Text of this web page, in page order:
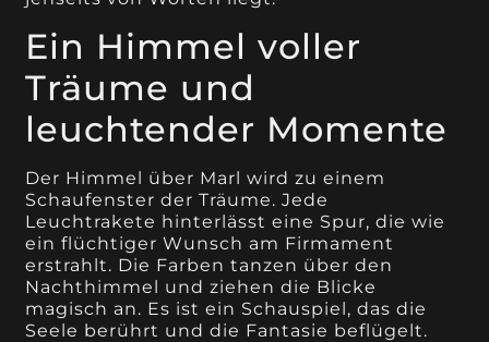
Ein Himmel voller
Träume und
leuchtender Momente
Der Himmel über Marl wird zu einem
Schaufenster der Träume. Jede
Leuchtrakete hinterlässt eine Spur, die wie
ein flüchtiger Wunsch am Firmament
erstrahlt. Die Farben tanzen über den
Nachthimmel und ziehen die Blicke
magisch an. Es ist ein Schauspiel, das die
Seele berührt und die Fantasie beflügelt.